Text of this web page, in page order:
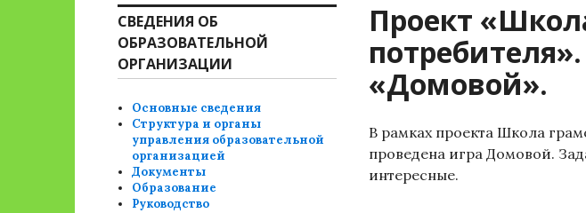
Проект
«Домовой».
В рамках проекта Школа
проведена игра Домовой.
интересные.
СВЕДЕНИЯ ОБ
ОБРАЗОВАТЕЛЬНОЙ
ОРГАНИЗАЦИИ
Основные сведения
Структура и органы
управления образовательной
организацией
Документы
Образование
Руководство